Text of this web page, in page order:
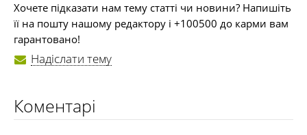
Хочете підказати нам тему статті чи новини? Напишіть
її на пошту нашому редактору і +100500 до карми вам
гарантовано!
Надіслати тему
Коментарі